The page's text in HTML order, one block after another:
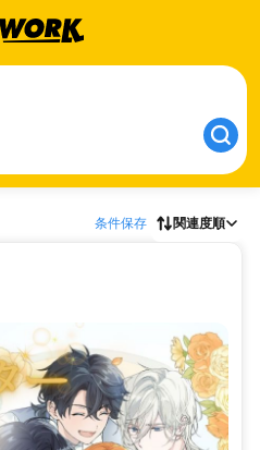
条件保存 関連度順